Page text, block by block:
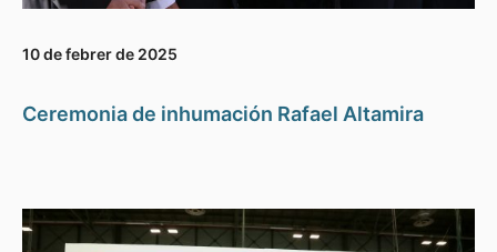
10 de febrer de 2025
Ceremonia de inhumación Rafael Altamira